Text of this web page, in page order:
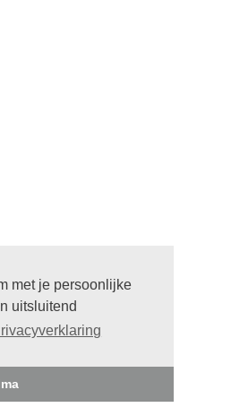
met je persoonlijke
uitsluitend